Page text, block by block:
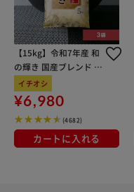
【15kg】令和7年産 和
の輝き 国産ブレンド 5
kg×3袋
イチオシ
¥6,980
(4682)
カートに入れる